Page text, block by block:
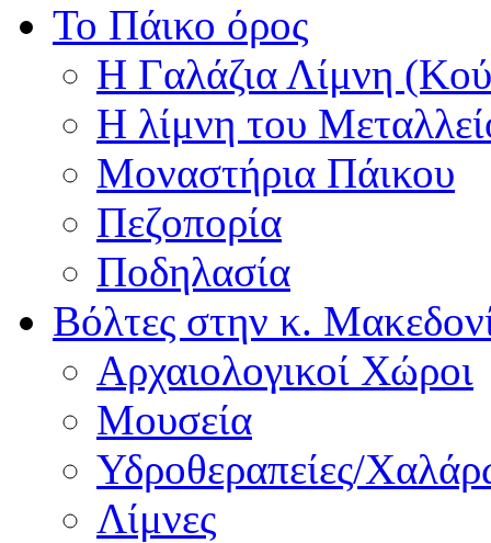
Το Πάικο όρος
Η Γαλάζια Λίμνη
Η λίμνη του
Μοναστήρια Πάικου
Πεζοπορία
Ποδηλασία
Βόλτες στην κ.
Αρχαιολογικοί Χώροι
Μουσεία
Υδροθεραπείες/
Λίμνες